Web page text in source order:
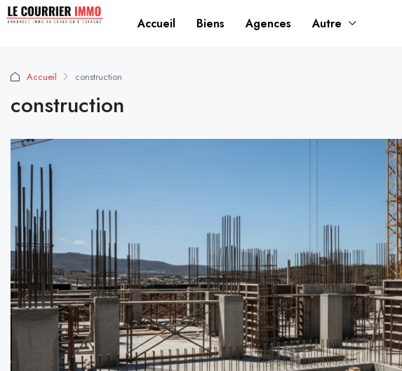
Accueil Biens Agences Autre
Accueil construction
construction